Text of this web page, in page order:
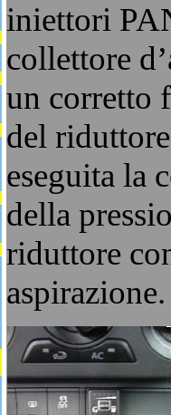
iniettori
collettore
un corretto
del
eseguita la
della
riduttore
aspirazione.